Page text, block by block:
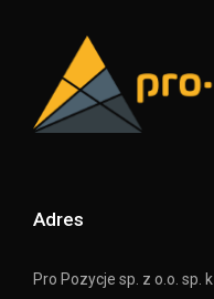
Adres
Pro Pozycje sp. z o.o. sp. k